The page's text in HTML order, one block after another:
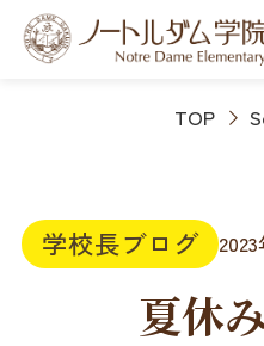
TOP
学校長ブログ
夏休